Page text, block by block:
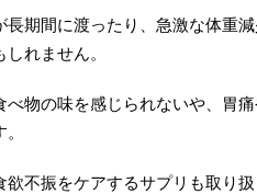
長期間に渡ったり、急激な体重
れません。
べ物の味を感じられないや、胃
欲不振をケアするサプリも取り